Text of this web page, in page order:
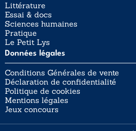
Littérature
Essai & docs
Sciences humaines
Pratique
Le Petit Lys
Données légales
Conditions Générales de vente
Déclaration de confidentialité
Politique de cookies
Mentions légales
Jeux concours